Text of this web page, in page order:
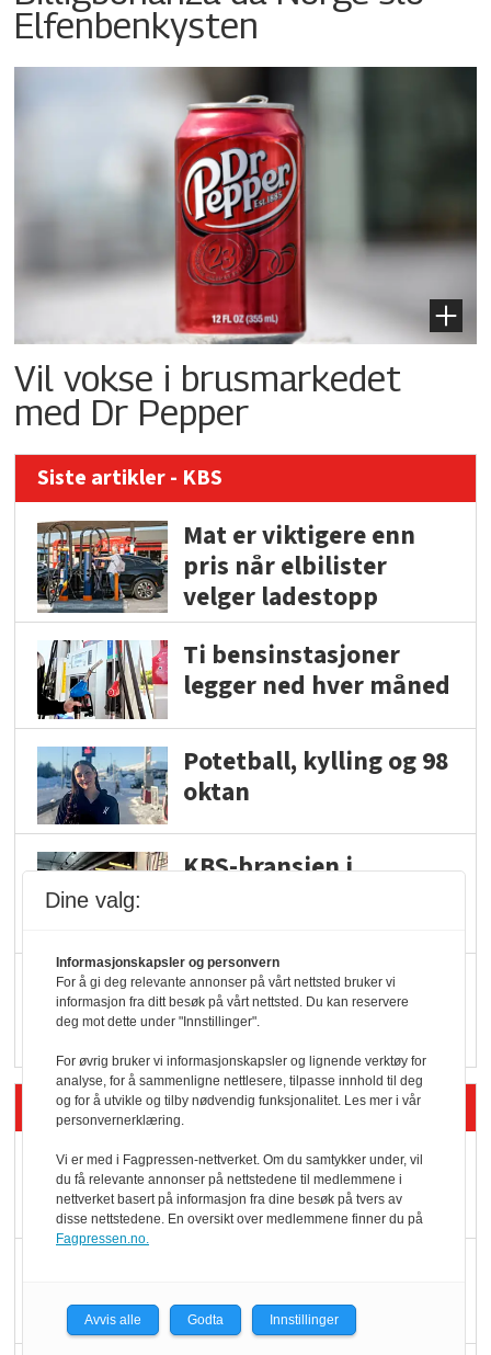
Elfenbenkysten
Vil vokse i brusmarkedet
med Dr Pepper
Siste artikler - KBS
Mat er viktigere enn
pris når elbilister
velger ladestopp
Ti bensinstasjoner
legger ned hver måned
Potetball, kylling og 98
oktan
KBS-bransjen i
Vokser med ferdigmat
i dagligvare
Siste artikler - Butikk i praksis
Rema-flaggskip
dundrer videre
ølsalget
Dine valg:
Informasjonskapsler og personvern
For å gi deg relevante annonser på vårt nettsted bruker vi
informasjon fra ditt besøk på vårt nettsted. Du kan reservere
deg mot dette under "Innstillinger".
For øvrig bruker vi informasjonskapsler og lignende verktøy for
analyse, for å sammenligne nettlesere, tilpasse innhold til deg
og for å utvikle og tilby nødvendig funksjonalitet. Les mer i vår
personvernerklæring.
Vi er med i Fagpressen-nettverket. Om du samtykker under, vil
du få relevante annonser på nettstedene til medlemmene i
nettverket basert på informasjon fra dine besøk på tvers av
disse nettstedene. En oversikt over medlemmene finner du på
Fagpressen.no.
Avvis alle Godta Innstillinger